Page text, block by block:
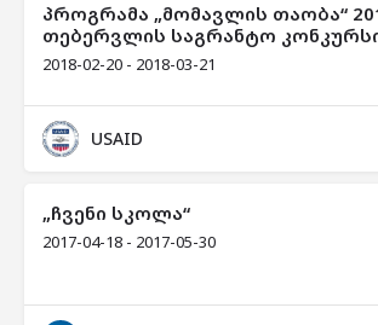
პროგრამა „მომავლის თაობა“
თებერვლის საგრანტო
2018-02-20 - 2018-03-21
USAID
„ჩვენი სკოლა“
2017-04-18 - 2017-05-30